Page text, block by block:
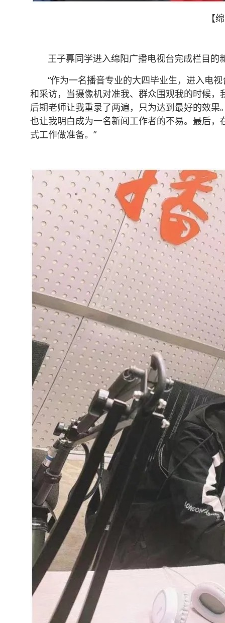
【
王子奡同学进入绵阳广播电视台完成栏目的
“作为一名播音专业的大四毕业生，进入电视
和采访，当摄像机对准我、群众围观我的时候
后期老师让我重录了两遍，只为达到最好的效
也让我明白成为一名新闻工作者的不易。最后
式工作做准备。”